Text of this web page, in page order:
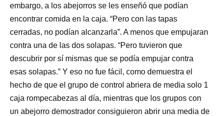
embargo, a los abejorros se les enseñó que podían
encontrar comida en la caja. “Pero con las tapas
cerradas, no podían alcanzarla”. A menos que empujaran
contra una de las dos solapas. “Pero tuvieron que
descubrir por sí mismas que se podía empujar contra
esas solapas.” Y eso no fue fácil, como demuestra el
hecho de que el grupo de control abriera de media solo 1
caja rompecabezas al día, mientras que los grupos con
un abejorro demostrador consiguieron abrir una media de